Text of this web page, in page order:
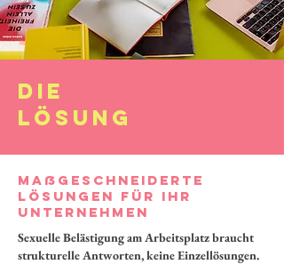
Die
Lösung
Maßgeschneiderte
Lösungen für ihr
unternehmen
SexuelleBelästigung am Arbeitsplatz braucht
strukturelle Antworten, keine Einzellösungen.